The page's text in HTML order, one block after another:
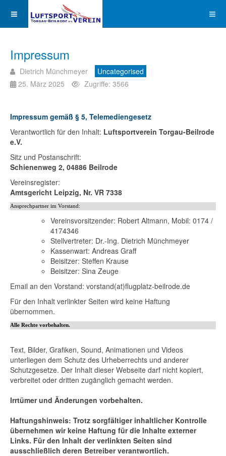
Impressum
Dietrich Münchmeyer
Uncategorised
25. März 2025
Zugriffe: 3566
Impressum gemäß § 5, Telemediengesetz
Verantwortlich für den Inhalt: Luftsportverein Torgau-Beilrode
e.V.
Sitz und Postanschrift:
Schienenweg 2, 04886 Beilrode
Vereinsregister:
Amtsgericht Leipzig, Nr. VR 7338
Ansprechpartner im Vorstand:
Vereinsvorsitzender: Robert Altmann, Mobil: 0174 /
4174346
Stellvertreter: Dr.-Ing. Dietrich Münchmeyer
Kassenwart: Andreas Graff
Beisitzer: Steffen Krause
Beisitzer: Sina Zeuge
Email an den Vorstand: vorstand(at)flugplatz-beilrode.de
Für den Inhalt verlinkter Seiten wird keine Haftung
übernommen.
Alle Rechte vorbehalten.
Text, Bilder, Grafiken, Sound, Animationen und Videos
unterliegen dem Schutz des Urheberrechts und anderer
Schutzgesetze. Der Inhalt dieser Webseite darf nicht kopiert,
verbreitet oder dritten zugänglich gemacht werden.
Irrtümer und Änderungen vorbehalten.
Haftungshinweis: Trotz sorgfältiger inhaltlicher Kontrolle
übernehmen wir keine Haftung für die Inhalte externer
Links. Für den Inhalt der verlinkten Seiten sind
ausschließlich deren Betreiber verantwortlich.